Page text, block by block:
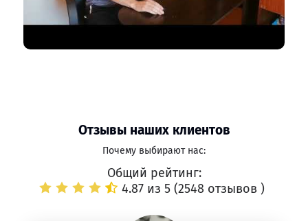
Отзывы наших клиентов
Почему выбирают нас:
Общий рейтинг:
4.87 из 5 (2548 отзывов )